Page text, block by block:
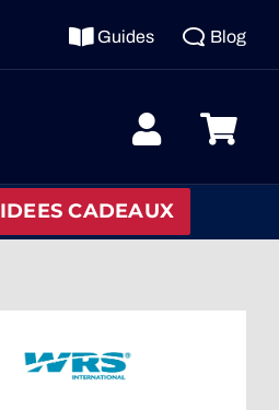
Guides Blog
IDEES CADEAUX